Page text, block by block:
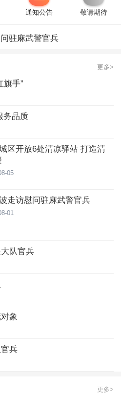
通知公告 敬请期待
驻麻武警官兵
清凉驿站 打造
更多>
旗手”
务品质
区开放6处清凉驿站 打造清
05
走访慰问驻麻武警官兵
01
队官兵
象
兵
更多>